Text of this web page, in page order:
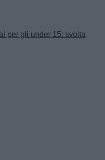
per gli under 15: svolta